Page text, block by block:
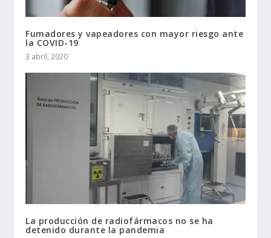
Fumadores y vapeadores con mayor riesgo ante
la COVID-19
3 abril, 2020
La producción de radiofármacos no se ha
detenido durante la pandemia